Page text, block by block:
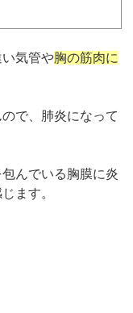
気管や胸の筋肉に
で、肺炎になって
んでいる胸膜に炎
ます。